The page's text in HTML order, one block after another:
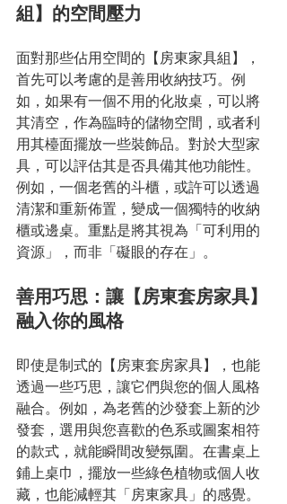
組】的空間壓力
面對那些佔用空間的【房東家具組】，
首先可以考慮的是善用收納技巧。例
如，如果有一個不用的化妝桌，可以將
其清空，作為臨時的儲物空間，或者利
用其檯面擺放一些裝飾品。對於大型家
具，可以評估其是否具備其他功能性。
例如，一個老舊的斗櫃，或許可以透過
清潔和重新佈置，變成一個獨特的收納
櫃或邊桌。重點是將其視為「可利用的
資源」，而非「礙眼的存在」。
善用巧思：讓【房東套房家具】
融入你的風格
即使是制式的【房東套房家具】，也能
透過一些巧思，讓它們與您的個人風格
融合。例如，為老舊的沙發套上新的沙
發套，選用與您喜歡的色系或圖案相符
的款式，就能瞬間改變氛圍。在書桌上
鋪上桌巾，擺放一些綠色植物或個人收
藏，也能減輕其「房東家具」的感覺。